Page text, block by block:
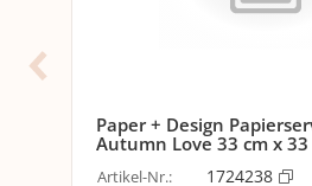
Abmessungen
Paper + Design
Autumn Love 33 cm x
Artikel-Nr.: 1724238